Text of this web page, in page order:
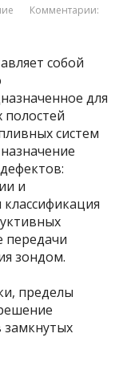
Комментарии:
собой
для
полостей
систем
и
передачи
зондом.
пределы